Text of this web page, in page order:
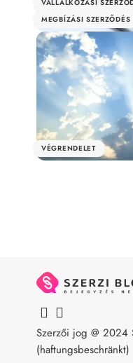
VÁLLALKOZÁSI
MEGBÍZÁSI SZERZŐDÉS
VÉGRENDELET
Szerzői jog @ 2024
(haftungsbeschränkt)